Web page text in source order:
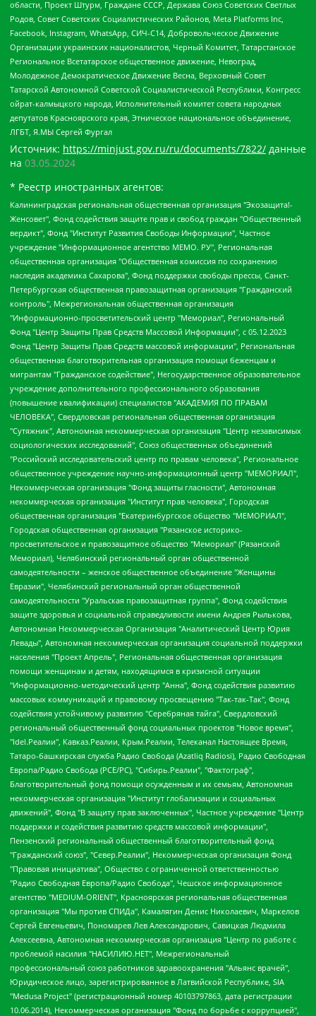
области, Проект Штурм, Граждане СССР, Держава Союз Советских Светлых
Родов, Совет Советских Социалистических Районов, Meta Platforms Inc,
Facebook, Instagram, WhatsApp, СИЧ-С14, Добровольческое Движение
Организации украинских националистов, Черный Комитет, Татарстанское
Региональное Всетатарское общественное движение, Невоград,
Молодежное Демократическое Движение Весна, Верховный Совет
Татарской Автономной Советской Социалистической Республики, Конгресс
ойрат-калмыцкого народа, Исполнительный комитет совета народных
депутатов Красноярского края, Этническое национальное объединение,
ЛГБТ, Я.МЫ Сергей Фургал
Источник: https://minjust.gov.ru/ru/documents/7822/ данные
на 03.05.2024
* Реестр иностранных агентов:
Калининградская региональная общественная организация "Экозащита!-Женсовет", Фонд содействия защите прав и свобод граждан "Общественный вердикт", Фонд "Институт Развития Свободы Информации", Частное учреждение "Информационное агентство МЕМО. РУ", Региональная общественная организация "Общественная комиссия по сохранению наследия академика Сахарова", Фонд поддержки свободы прессы, Санкт-Петербургская общественная правозащитная организация "Гражданский контроль", Межрегиональная общественная организация "Информационно-просветительский центр "Мемориал", Региональный Фонд "Центр Защиты Прав Средств Массовой Информации", с 05.12.2023 Фонд "Центр Защиты Прав Средств массовой информации", Региональная общественная благотворительная организация помощи беженцам и мигрантам "Гражданское содействие", Негосударственное образовательное учреждение дополнительного профессионального образования (повышение квалификации) специалистов "АКАДЕМИЯ ПО ПРАВАМ ЧЕЛОВЕКА", Свердловская региональная общественная организация "Сутяжник", Автономная некоммерческая организация "Центр независимых социологических исследований", Союз общественных объединений "Российский исследовательский центр по правам человека", Региональное общественное учреждение научно-информационный центр "МЕМОРИАЛ", Некоммерческая организация "Фонд защиты гласности", Автономная некоммерческая организация "Институт прав человека", Городская общественная организация "Екатеринбургское общество "МЕМОРИАЛ", Городская общественная организация "Рязанское историко-просветительское и правозащитное общество "Мемориал" (Рязанский Мемориал), Челябинский региональный орган общественной самодеятельности – женское общественное объединение "Женщины Евразии", Челябинский региональный орган общественной самодеятельности "Уральская правозащитная группа", Фонд содействия защите здоровья и социальной справедливости имени Андрея Рылькова, Автономная Некоммерческая Организация "Аналитический Центр Юрия Левады", Автономная некоммерческая организация социальной поддержки населения "Проект Апрель", Региональная общественная организация помощи женщинам и детям, находящимся в кризисной ситуации "Информационно-методический центр "Анна", Фонд содействия развитию массовых коммуникаций и правовому просвещению "Так-так-Так", Фонд содействия устойчивому развитию "Серебряная тайга", Свердловский региональный общественный фонд социальных проектов "Новое время", "Idel.Реалии", Кавказ.Реалии, Крым.Реалии, Телеканал Настоящее Время, Татаро-башкирская служба Радио Свобода (Azatliq Radiosi), Радио Свободная Европа/Радио Свобода (PCE/PC), "Сибирь.Реалии", "Фактограф", Благотворительный фонд помощи осужденным и их семьям, Автономная некоммерческая организация "Институт глобализации и социальных движений", Фонд "В защиту прав заключенных", Частное учреждение "Центр поддержки и содействия развитию средств массовой информации", Пензенский региональный общественный благотворительный фонд "Гражданский союз", "Север.Реалии", Некоммерческая организация Фонд "Правовая инициатива", Общество с ограниченной ответственностью "Радио Свободная Европа/Радио Свобода", Чешское информационное агентство "MEDIUM-ORIENT", Красноярская региональная общественная организация "Мы против СПИДа", Камалягин Денис Николаевич, Маркелов Сергей Евгеньевич, Пономарев Лев Александрович, Савицкая Людмила Алексеевна, Автономная некоммерческая организация "Центр по работе с проблемой насилия "НАСИЛИЮ.НЕТ", Межрегиональный профессиональный союз работников здравоохранения "Альянс врачей", Юридическое лицо, зарегистрированное в Латвийской Республике, SIA "Medusa Project" (регистрационный номер 40103797863, дата регистрации 10.06.2014), Некоммерческая организация "Фонд по борьбе с коррупцией", Автономная некоммерческая организация "Институт права и публичной политики", Баданин Роман Сергеевич, Гликин Максим Александрович, Железнова Мария Михайловна, Лукьянова Юлия Сергеевна, Маетная Елизавета Витальевна, Маняхин Петр Борисович, Чуракова Ольга Владимировна, Ярош Юлия Петровна, Юридическое лицо "The Insider SIA", зарегистрированное в Риге, Латвийская Республика (дата регистрации 26.06.2015), являющееся администратором доменного имени интернет-издания "The Insider SIA", https://theins.ru, Постернак Алексей Евгеньевич, Рубин Михаил Аркадьевич, Анин Роман Александрович, Юридическое лицо Istories fonds, зарегистрированное в Латвийской Республике (регистрационный номер 50008295751, дата регистрации 24.02.2020), Великовский Дмитрий Александрович, Долинина Ирина Николаевна, Мароховская Алеся Алексеевна, Шлейнов Роман Юрьевич, Шмагун Олеся Валентиновна, Общество с ограниченной ответственностью "Альтаир 2021", Общество с ограниченной ответственностью "Вега 2021", Общество с ограниченной ответственностью "Главный редактор 2021", Общество с ограниченной ответственностью "Ромашки монолит", Важенков Артем Валерьевич, Ивановская областная общественная организация "Центр гендерных исследований", Гурман Юрий Альбертович, Медиапроект "ОВД-Инфо", Егоров Владимир Владимирович, Жилинский Владимир Александрович, Общество с ограниченной ответственностью "ЗП", Иванова София Юрьевна, Карезина Инна Павловна, Кильтау Екатерина Викторовна, Петров Алексей Викторович, Пискунов Сергей Евгеньевич, Смирнов Сергей Сергеевич, Тихонов Михаил Сергеевич, Общество с ограниченной ответственностью "ЖУРНАЛИСТ-ИНОСТРАННЫЙ АГЕНТ", Арапова Галина Юрьевна, Вольтская Татьяна Анатольевна, Американская компания "Mason G.E.S. Anonymous Foundation" (США), являющаяся владельцем интернет-издания https://mnews.world/, Компания "Stichting Bellingcat", зарегистрированная в Нидерландах (дата регистрации 11.07.2018), Захаров Андрей Вячеславович, Клепиковская Екатерина Дмитриевна, Общество с ограниченной ответственностью "МЕМО", Перл Роман Александрович, Симонов Евгений Алексеевич, Соловьева Елена Анатольевна, Сотников Даниил Владимирович, Сурначева Елизавета Дмитриевна, Автономная некоммерческая организация по защите прав человека и информированию населения "Якутия – Наше Мнение", Общество с ограниченной ответственностью "Москоу диджитал медиа", с 26.01.2023 Общество с ограниченной ответственностью "Чайка Белые сады", Ветошкина Валерия Валерьевна, Заговора Максим Александрович, Межрегиональное общественное движение "Российская ЛГБТ - сеть", Оленичев Максим Владимирович, Павлов Иван Юрьевич, Скворцова Елена Сергеевна, Общество с ограниченной ответственностью "Как бы инагент", Кочетков Игорь Викторович, Общество с ограниченной ответственностью "Честные выборы", Еланчик Олег Александрович, Общество с ограниченной ответственностью "Нобелевский призыв", Гималова Регина Эмилевна, Григорьев Андрей Валерьевич, Григорьева Алина Александровна, Ассоциация по содействию защите прав призывников, альтернативнослужащих и военнослужащих "Правозащитная группа "Гражданин.Армия.Право", Хисамова Регина Фаритовна, Автономная некоммерческая организация по реализации социально-правовых программ "Лилит", Дальневосточное общественное движение "Маяк", Санкт-Петербургская ЛГБТ-инициативная группа "Выход", Инициативная группа ЛГБТ+ "Реверс", Алексеев Андрей Викторович, Бекбулатова Таисия Львовна, Беляев Иван Михайлович, Владыкина Елена Сергеевна, Гельман Марат Александрович, Никульшина Вероника Юрьевна, Толоконникова Надежда Андреевна, Шендерович Виктор Анатольевич, Общество с ограниченной ответственностью "Данное сообщение", Общество с ограниченной ответственностью Издательский дом "Новая глава", Айнбиндер Александра Александровна, Московский комьюнити-центр для ЛГБТ+инициатив, Благотворительный фонд развития филантропии, Deutsche Welle (Германия, Kurt-Schumacher-Strasse 3, 53113 Bonn), Борзунова Мария Михайловна, Воробьев Виктор Викторович, Голубева Анна Львовна, Константинова Алла Михайловна, Малкова Ирина Владимировна, Мурадов Мурад Абдулгалимович, Осетинская Елизавета Николаевна, Понасенков Евгений Николаевич, Ганапольский Матвей Юрьевич, Киселев Евгений Алексеевич, Борухович Ирина Григорьевна, Дремин Иван Тимофеевич, Дубровский Дмитрий Викторович, Красноярская региональная общественная организация поддержки и развития альтернативных образовательных технологий и межкультурных коммуникаций "ИНТЕРРА", Маяковская Екатерина Алексеевна, Фейгин Марк Захарович, Филимонов Андрей Викторович, Дзугкоева Регина Николаевна, Доброхотов Роман Александрович, Дудь Юрий Александрович, Елкин Сергей Владимирович, Кругликов Кирилл Игоревич, Сабунаева Мария Леонидовна, Семенов Алексей Владимирович, Шаинян Карен Багратович, Шульман Екатерина Михайловна, Асафьев Артур Валерьевич, Вахштайн Виктор Семенович, Венедиктов Алексей Алексеевич, Лушникова Екатерина Евгеньевна, Волков Леонид Михайлович, Невзоров Александр Глебович, Пархоменко Сергей Борисович, Сироткин Ярослав Николаевич, Кара-Мурза Владимир Владимирович, Баранова Наталья Владимировна, Гозман Леонид Яковлевич, Кагарлицкий Борис Юльевич, Климарев Михаил Валерьевич, Милов Владимир Станиславович, Автономная некоммерческая организация Краснодарский центр современного искусства "Типография", Моргенштерн Алишер Тагирович, Соболь Любовь Эдуардовна, Общество с ограниченной ответственностью "ЛИЗА НОРМ", Каспаров Гарри Кимович, Ходорковский Михаил Борисович, Общество с ограниченной ответственностью "Апрельские тезисы", Данилович Ирина Брониславовна, Кашин Олег Владимирович, Петров Николай Владимирович, Пивоваров Алексей Владимирович, Соколов Михаил Владимирович, Цветкова Юлия Владимировна, Чичваркин Евгений Александрович, Комитет против пыток/Команда против пыток, Общество с ограниченной ответственностью "Первый научный", Общество с ограниченной ответственностью "Вертолет и ко", Белоцерковская Вероника Борисовна, Кац Максим Евгеньевич, Лазарева Татьяна Юрьевна, Шаведдинов Руслан Табризович, Яшин Илья Валерьевич, Общество с ограниченной ответственностью "Иноагент ААВ", Алешковский Дмитрий Петрович, Альбац Евгения Марковна, Быков Дмитрий Львович, Галямина Юлия Евгеньевна, Лойко Сергей Леонидович, Мартынов Кирилл Константинович, Медведев Сергей Александрович, Крашенинников Федор Геннадиевич, Гордеева Катерина Вл